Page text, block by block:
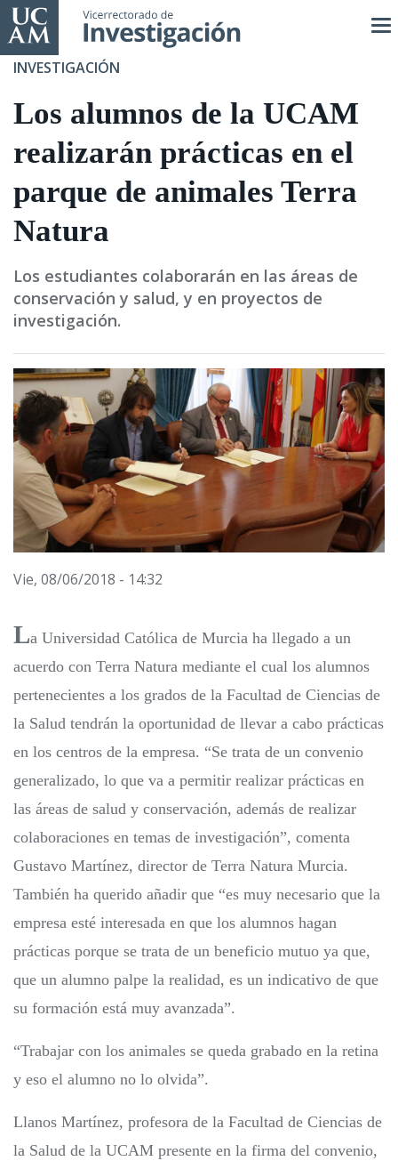
Pasar
al
contenido
INVESTIGACIÓN
Los alumnos de la UCAM
realizarán prácticas en el
parque de animales Terra
Natura
Los estudiantes colaborarán en las áreas de
conservación y salud, y en proyectos de
investigación.
Vie, 08/06/2018 - 14:32
La Universidad Católica de Murcia ha llegado a un
acuerdo con Terra Natura mediante el cual los alumnos
pertenecientes a los grados de la Facultad de Ciencias de
la Salud tendrán la oportunidad de llevar a cabo prácticas
en los centros de la empresa. “Se trata de un convenio
generalizado, lo que va a permitir realizar prácticas en
las áreas de salud y conservación, además de realizar
colaboraciones en temas de investigación”, comenta
Gustavo Martínez, director de Terra Natura Murcia.
También ha querido añadir que “es muy necesario que la
empresa esté interesada en que los alumnos hagan
prácticas porque se trata de un beneficio mutuo ya que,
que un alumno palpe la realidad, es un indicativo de que
su formación está muy avanzada”.
“Trabajar con los animales se queda grabado en la retina
y eso el alumno no lo olvida”.
Llanos Martínez, profesora de la Facultad de Ciencias de
la Salud de la UCAM presente en la firma del convenio,